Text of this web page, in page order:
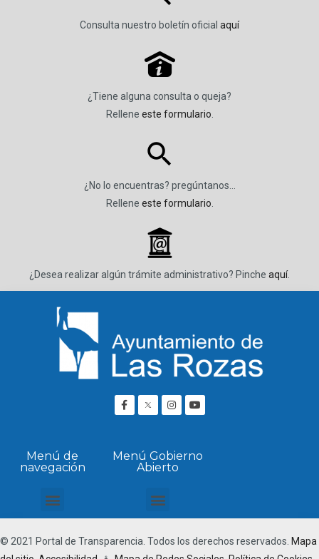
Consulta nuestro boletín oficial aquí
P
¿Tiene alguna consulta o queja?
Rellene este formulario
¿No lo encuentras? pregúntanos…
Rellene este formulario
_
¿Desea realizar algún trámite administrativo? Pinche aquí.
Menú de
navegación
Menú Gobierno
Abierto
© 2021 Portal de Transparencia. Todos los derechos reservados. Mapa